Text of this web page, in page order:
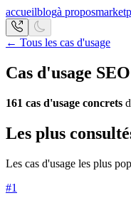
accueilblogà propos
← Tous les cas d'usage
Cas d'usage
161 cas d'usage concrets
Les plus
Les cas d'usage les plus
#1